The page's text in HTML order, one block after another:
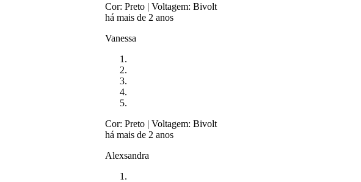
Cor: Preto | Voltagem: Bivolt
há mais de 2 anos
Vanessa
Cor: Preto | Voltagem: Bivolt
há mais de 2 anos
Alexsandra